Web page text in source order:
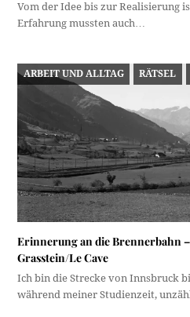
Vom der Idee bis zur Realisierung
Erfahrung mussten auch…
ARBEIT UND ALLTAG RÄTSEL
Erinnerung an die Brennerbahn
Grasstein/Le Cave
Ich bin die Strecke von Innsbruck
während meiner Studienzeit,